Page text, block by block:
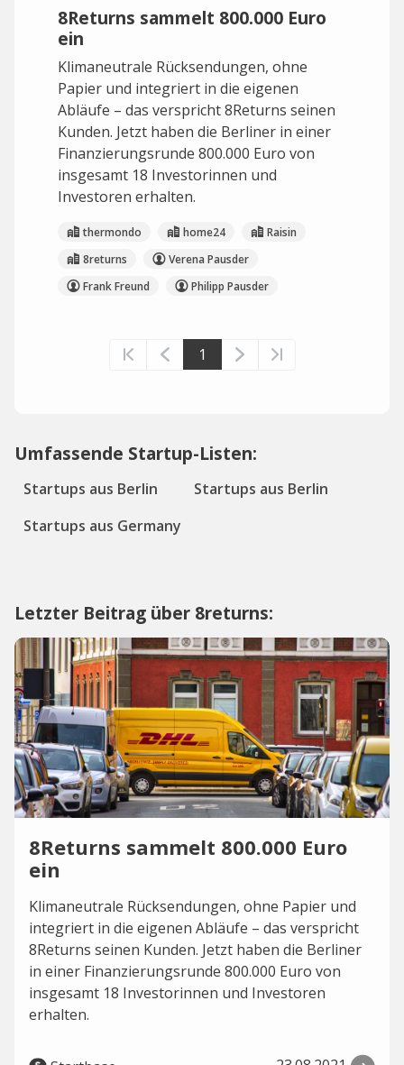
8Returns sammelt 800.000 Euro
ein
Klimaneutrale Rücksendungen, ohne
Papier und integriert in die eigenen
Abläufe – das verspricht 8Returns seinen
Kunden. Jetzt haben die Berliner in einer
Finanzierungsrunde 800.000 Euro von
insgesamt 18 Investorinnen und
Investoren erhalten.
thermondo home24
Raisin
8returns
Verena Pausder
Frank Freund
Philipp Pausder
1
Umfassende Startup-Listen:
Startups aus Berlin
Startups aus Berlin
Startups aus Germany
Letzter Beitrag über 8returns:
8Returns sammelt 800.000 Euro
ein
Klimaneutrale Rücksendungen, ohne Papier und
integriert in die eigenen Abläufe – das verspricht
8Returns seinen Kunden. Jetzt haben die Berliner
in einer Finanzierungsrunde 800.000 Euro von
insgesamt 18 Investorinnen und Investoren
erhalten.